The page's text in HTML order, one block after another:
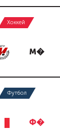
Хоккей
М�
Футбол
Ф�